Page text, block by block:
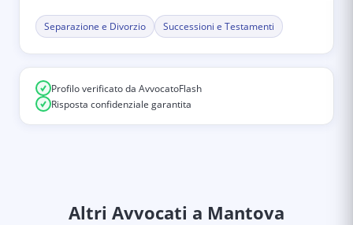
Separazione e Divorzio Successioni e Testamenti
Profilo verificato da AvvocatoFlash
Risposta confidenziale garantita
Altri Avvocati a Mantova